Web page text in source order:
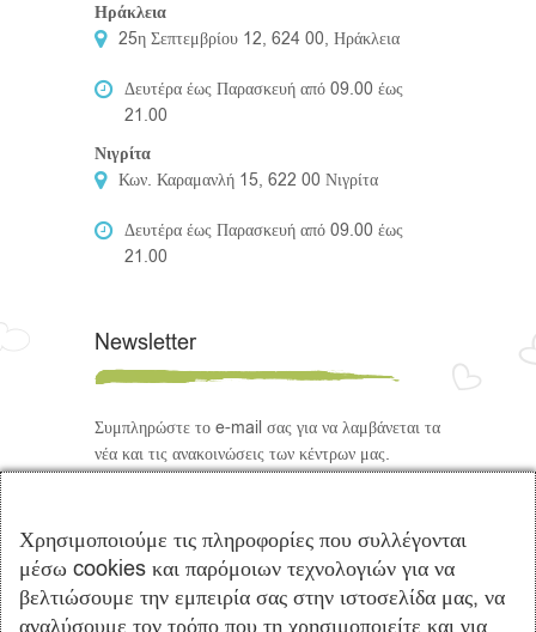
Ηράκλεια
25η Σεπτεμβρίου 12, 624 00, Ηράκλεια
Δευτέρα έως Παρασκευή από 09.00 έως
21.00
Νιγρίτα
Κων. Καραμανλή 15, 622 00 Νιγρίτα
Δευτέρα έως Παρασκευή από 09.00 έως
21.00
Newsletter
Συμπληρώστε το e-mail σας για να λαμβάνεται τα
νέα και τις ανακοινώσεις των κέντρων μας.
Χρησιμοποιούμε τις πληροφορίες που συλλέγονται
μέσω cookies και παρόμοιων τεχνολογιών για να
βελτιώσουμε την εμπειρία σας στην ιστοσελίδα μας, να
αναλύσουμε τον τρόπο που τη χρησιμοποιείτε και για